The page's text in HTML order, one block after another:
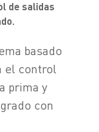
de salidas
basado
el control
prima y
con